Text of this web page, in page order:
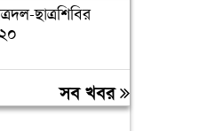
ছাত্রশিবির
আবু সাঈদের
কোনো ডকুমেন্টারি
সব খবর